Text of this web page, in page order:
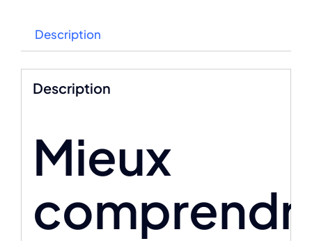
Description
Description
Mieux